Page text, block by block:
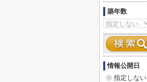
築年数
情報公開日
指定しない